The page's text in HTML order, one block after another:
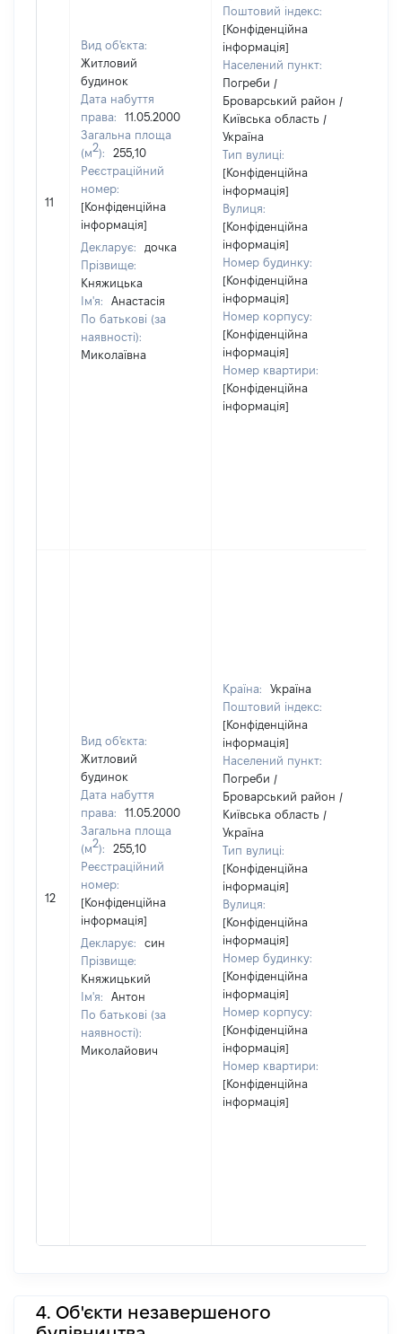
11
Вид об'єкта:
Житловий
будинок
Дата набуття
права:
11.05.2000
Загальна площа
(м2):
255,10
Реєстраційний
номер:
[Конфіденційна
інформація]
Декларує:
дочка
Прізвище:
Княжицька
Ім'я:
Анастасія
По батькові (за
наявності):
Миколаївна
Поштовий індекс:
[Конфіденційна
інформація]
Населений пункт:
Погреби /
Броварський район /
Київська область /
Україна
Тип вулиці:
[Конфіденційна
інформація]
Вулиця:
[Конфіденційна
інформація]
Номер будинку:
[Конфіденційна
інформація]
Номер корпусу:
[Конфіденційна
інформація]
Номер квартири:
[Конфіденційна
інформація]
12
Вид об'єкта:
Житловий
будинок
Дата набуття
права:
11.05.2000
Загальна площа
(м2):
255,10
Реєстраційний
номер:
[Конфіденційна
інформація]
Декларує:
син
Прізвище:
Княжицький
Ім'я:
Антон
По батькові (за
наявності):
Миколайович
Країна:
Україна
Поштовий індекс:
[Конфіденційна
інформація]
Населений пункт:
Погреби /
Броварський район /
Київська область /
Україна
Тип вулиці:
[Конфіденційна
інформація]
Вулиця:
[Конфіденційна
інформація]
Номер будинку:
[Конфіденційна
інформація]
Номер корпусу:
[Конфіденційна
інформація]
Номер квартири:
[Конфіденційна
інформація]
4. Об'єкти незавершеного